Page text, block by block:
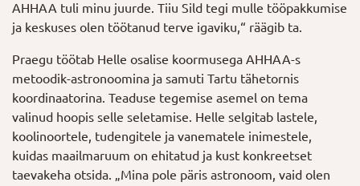
AHHAA tuli minu juurde. Tiiu Sild tegi mulle tööpakkumise
ja keskuses olen töötanud terve igaviku,“ räägib ta.
Praegu töötab Helle osalise koormusega AHHAA-s
metoodik-astronoomina ja samuti Tartu tähetornis
koordinaatorina. Teaduse tegemise asemel on tema
valinud hoopis selle seletamise. Helle selgitab lastele,
koolinoortele, tudengitele ja vanematele inimestele,
kuidas maailmaruum on ehitatud ja kust konkreetset
taevakeha otsida. „Mina pole päris astronoom, vaid olen